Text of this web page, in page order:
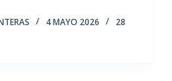
4 MAYO 2026
28